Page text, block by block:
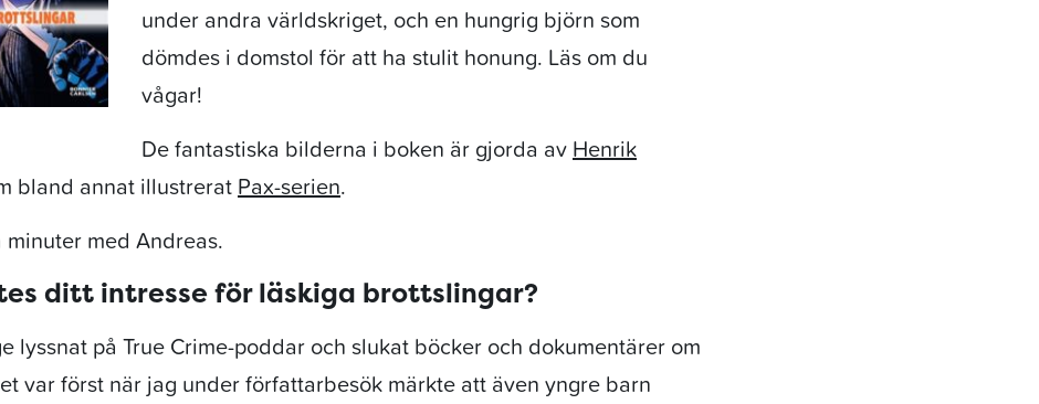
under andra världskriget, och en hungrig björn som
dömdes i domstol för att ha stulit honung. Läs om du
vågar!
De fantastiska bilderna i boken är gjorda avHenrik
bland annat illustreratPax-serien.
med Andreas.
ditt intresse för läskiga brottslingar?
lyssnat på True Crime-poddar och slukat böcker och dokumentärer om
var först när jag under författarbesök märkte att även yngre barn